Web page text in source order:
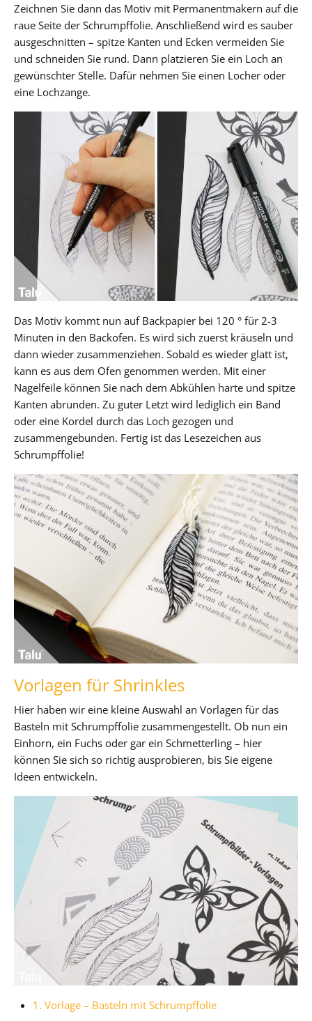
Zeichnen Sie dann das Motiv mit Permanentmakern auf die
raue Seite der Schrumpffolie. Anschließend wird es sauber
ausgeschnitten – spitze Kanten und Ecken vermeiden Sie
und schneiden Sie rund. Dann platzieren Sie ein Loch an
gewünschter Stelle. Dafür nehmen Sie einen Locher oder
eine Lochzange.
Das Motiv kommt nun auf Backpapier bei 120 ° für 2-3
Minuten in den Backofen. Es wird sich zuerst kräuseln und
dann wieder zusammenziehen. Sobald es wieder glatt ist,
kann es aus dem Ofen genommen werden. Mit einer
Nagelfeile können Sie nach dem Abkühlen harte und spitze
Kanten abrunden. Zu guter Letzt wird lediglich ein Band
oder eine Kordel durch das Loch gezogen und
zusammengebunden. Fertig ist das Lesezeichen aus
Schrumpffolie!
Vorlagen für Shrinkles
Hier haben wir eine kleine Auswahl an Vorlagen für das
Basteln mit Schrumpffolie zusammengestellt. Ob nun ein
Einhorn, ein Fuchs oder gar ein Schmetterling – hier
können Sie sich so richtig ausprobieren, bis Sie eigene
Ideen entwickeln.
1. Vorlage – Basteln mit Schrumpffolie